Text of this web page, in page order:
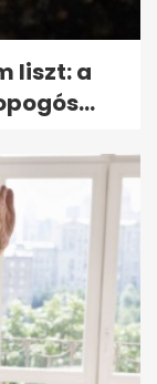
liszt: a